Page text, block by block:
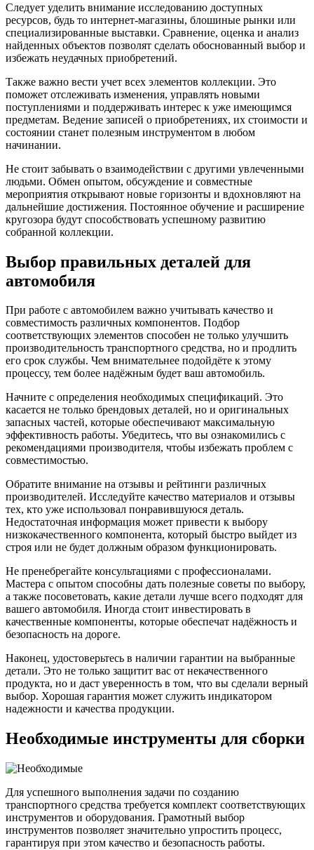
Следует уделить внимание исследованию доступных
ресурсов, будь то интернет-магазины, блошиные рынки или
специализированные выставки. Сравнение, оценка и анализ
найденных объектов позволят сделать обоснованный выбор и
избежать неудачных приобретений.
Также важно вести учет всех элементов коллекции. Это
поможет отслеживать изменения, управлять новыми
поступлениями и поддерживать интерес к уже имеющимся
предметам. Ведение записей о приобретениях, их стоимости и
состоянии станет полезным инструментом в любом
начинании.
Не стоит забывать о взаимодействии с другими увлеченными
людьми. Обмен опытом, обсуждение и совместные
мероприятия открывают новые горизонты и вдохновляют на
дальнейшие достижения. Постоянное обучение и расширение
кругозора будут способствовать успешному развитию
собранной коллекции.
Выбор правильных деталей для
автомобиля
При работе с автомобилем важно учитывать качество и
совместимость различных компонентов. Подбор
соответствующих элементов способен не только улучшить
производительность транспортного средства, но и продлить
его срок службы. Чем внимательнее подойдёте к этому
процессу, тем более надёжным будет ваш автомобиль.
Начните с определения необходимых спецификаций. Это
касается не только брендовых деталей, но и оригинальных
запасных частей, которые обеспечивают максимальную
эффективность работы. Убедитесь, что вы ознакомились с
рекомендациями производителя, чтобы избежать проблем с
совместимостью.
Обратите внимание на отзывы и рейтинги различных
производителей. Исследуйте качество материалов и отзывы
тех, кто уже использовал понравившуюся деталь.
Недостаточная информация может привести к выбору
низкокачественного компонента, который быстро выйдет из
строя или не будет должным образом функционировать.
Не пренебрегайте консультациями с профессионалами.
Мастера с опытом способны дать полезные советы по выбору,
а также посоветовать, какие детали лучше всего подходят для
вашего автомобиля. Иногда стоит инвестировать в
качественные компоненты, которые обеспечат надёжность и
безопасность на дороге.
Наконец, удостоверьтесь в наличии гарантии на выбранные
детали. Это не только защитит вас от некачественного
продукта, но и даст уверенность в том, что вы сделали верный
выбор. Хорошая гарантия может служить индикатором
надежности и качества продукции.
Необходимые инструменты для сборки
Для успешного выполнения задачи по созданию
транспортного средства требуется комплект соответствующих
инструментов и оборудования. Грамотный выбор
инструментов позволяет значительно упростить процесс,
гарантируя при этом качество и безопасность работы.